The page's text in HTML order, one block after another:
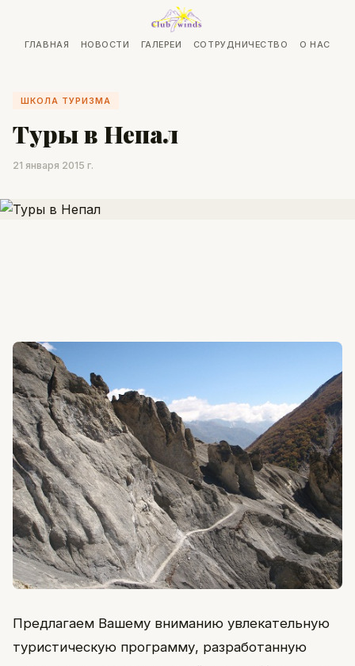
ГЛАВНАЯ НОВОСТИ ГАЛЕРЕИ СОТРУДНИЧЕСТВО О НАС
ШКОЛА ТУРИЗМА
Туры в Непал
21 января 2015 г.
Предлагаем Вашему вниманию увлекательную
туристическую программу, разработанную